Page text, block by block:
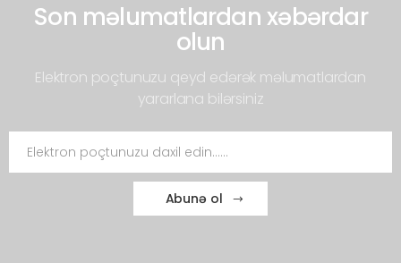
Son məlumatlardan xəbərdar
olun
Elektron poçtunuzu qeyd edərək məlumatlardan
yararlana bilərsiniz
Abunə ol